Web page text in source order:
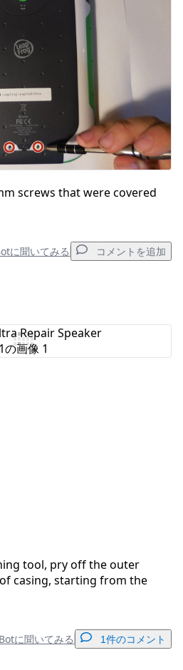
キャンセル
screws that were covered
に聞いてみる コメントを追加
tool, pry off the outer
casing, starting from the
に聞いてみる 1件のコメント